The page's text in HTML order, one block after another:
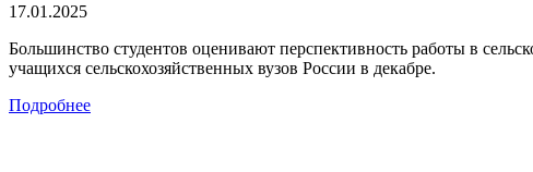
17.01.2025
Большинство студентов оценивают перспективность работы в
учащихся сельскохозяйственных вузов России в декабре.
Подробнее